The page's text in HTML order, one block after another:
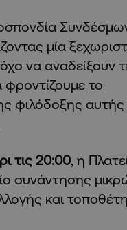
μία
να αναδείξουν
το
φιλόδοξης αυτής
τις 20:00, η
συνάντησης
και